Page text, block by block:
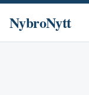
NybroNytt